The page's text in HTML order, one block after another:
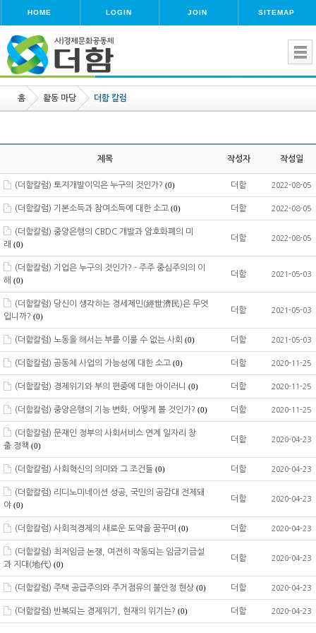
HOME LOGIN JOIN SITEMAP
홈 활동 마당 더함 칼럼
제목 작성자 작성일
(더함칼럼) 토지개발이익은 누구의 것인가? (0) 더함 2022-08-05
(더함칼럼) 기본소득과 참여소득에 대한 소고 (0) 더함 2022-08-05
(더함칼럼) 중앙은행의 CBDC 개발과 암호화폐의 미
래 (0)
더함 2022-08-05
(더함칼럼) 기업은 누구의 것인가? - 주주 중심주의의 이
해 (0)
더함 2021-05-03
(더함칼럼) 당신이 생각하는 경세제민(經世濟民)은 무엇
입니까? (0)
더함 2021-05-03
(더함칼럼) 노동을 해서는 부를 이룰 수 없는 사회 (0) 더함 2021-05-03
(더함칼럼) 공동체 사업의 가능성에 대한 소고 (0) 더함 2020-11-25
(더함칼럼) 경제위기와 부의 편중에 대한 아이러니 (0) 더함 2020-11-25
(더함칼럼) 중앙은행의 기능 변화, 어떻게 볼 것인가? (0) 더함 2020-11-25
(더함칼럼) 문재인 정부의 사회서비스 연계 일자리 창
출 정책 (0)
더함 2020-04-23
(더함칼럼) 사회혁신의 의미와 그 조건들 (0) 더함 2020-04-23
(더함칼럼) 리디노미네이션 성공, 국민의 공감대 전제돼
야 (0)
더함 2020-04-23
(더함칼럼) 사회적경제의 새로운 도약을 꿈꾸며 (0) 더함 2020-04-23
(더함칼럼) 최저임금 논쟁, 여전히 작동되는 임금기금설
과 지대(地代) (0)
더함 2020-04-23
(더함칼럼) 주택 공급주의와 주거점유의 불안정 현상 (0) 더함 2020-04-23
(더함칼럼) 반복되는 경제위기, 현재의 위기는? (0) 더함 2020-04-23